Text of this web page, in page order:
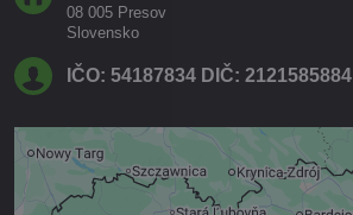
08 005 Presov
Slovensko
IČO: 54187834 DIČ: 2121585884
Externý obsah je blokovaný